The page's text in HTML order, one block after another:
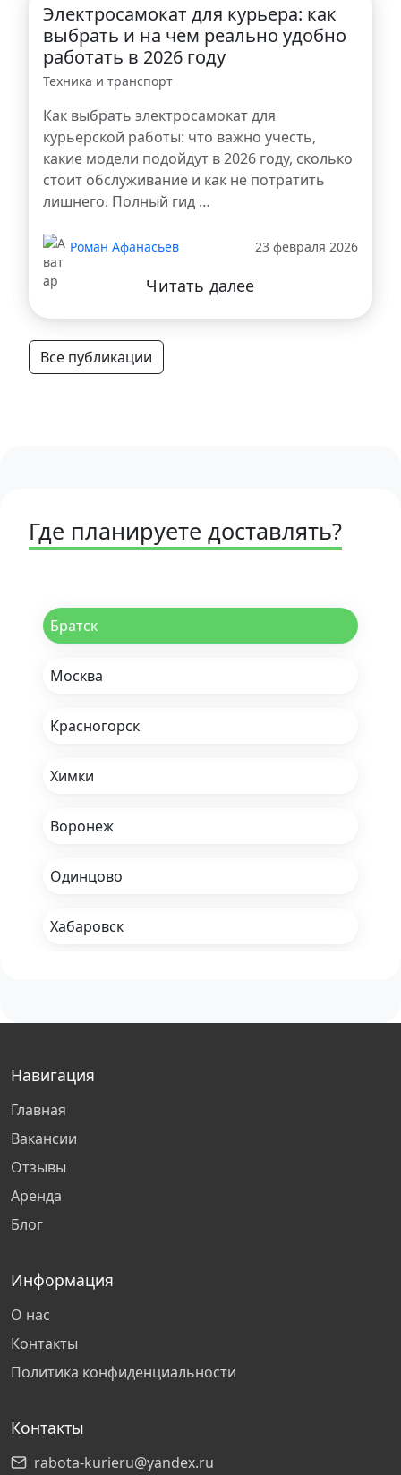
Электросамокат для курьера: как
выбрать и на чём реально удобно
работать в 2026 году
Техника и транспорт
Как выбрать электросамокат для
курьерской работы: что важно учесть,
какие модели подойдут в 2026 году, сколько
стоит обслуживание и как не потратить
лишнего. Полный гид …
Роман Афанасьев 23 февраля 2026
Читать далее
Все публикации
Где планируете доставлять?
Братск
Москва
Красногорск
Химки
Воронеж
Одинцово
Хабаровск
Санкт-Петербург
Казань
Сургут
Киров
Нижний Новгород
Самара
Навигация
Главная
Вакансии
Отзывы
Аренда
Блог
Информация
О нас
Контакты
Политика конфиденциальности
Контакты
rabota-kurieru@yandex.ru